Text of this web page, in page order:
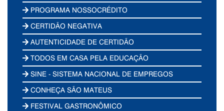
PROGRAMA NOSSOCRÉDITO
CERTIDÃO NEGATIVA
AUTENTICIDADE DE CERTIDÃO
TODOS EM CASA PELA EDUCAÇÃO
SINE - SISTEMA NACIONAL DE EMPREGOS
CONHEÇA SÃO MATEUS
FESTIVAL GASTRONÔMICO